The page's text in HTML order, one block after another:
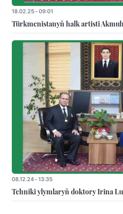
18.02.25 - 09:01
Türkmenistanyň halk artisti
08.12.24 - 13:35
Tehniki ylymlaryň doktory Irina